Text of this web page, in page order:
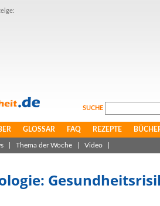
SUCHE
GLOSSAR FAQ REZEPTE
Thema der Woche Video